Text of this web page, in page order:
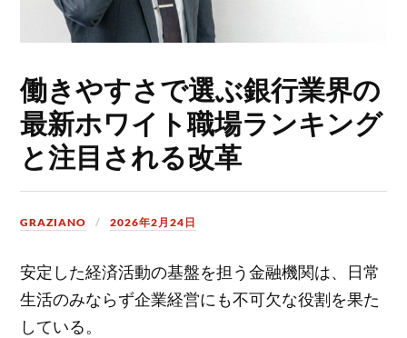
働きやすさで選ぶ銀行業界の
最新ホワイト職場ランキング
と注目される改革
GRAZIANO 2026年2月24日
安定した経済活動の基盤を担う金融機関は、日常
生活のみならず企業経営にも不可欠な役割を果た
している。